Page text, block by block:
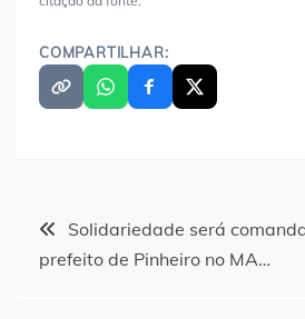
COMPARTILHAR:
Navegação
de
Solidariedade será
prefeito de Pinheiro no MA…